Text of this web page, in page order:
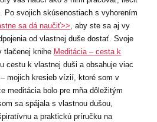
Po svojich skúsenostiach s vyhorením
sa dá naučiť>>, aby ste sa aj vy
od vlastnej duše dostať. Svoje
tlačenej knihe Meditácia – cesta k
cestu k vlastnej duši a obsahuje viac
mojich kresieb vízií, ktoré som v
meditácia bolo pre mňa dôležitým
sa spájala s vlastnou dušou,
a praktickú príručku na